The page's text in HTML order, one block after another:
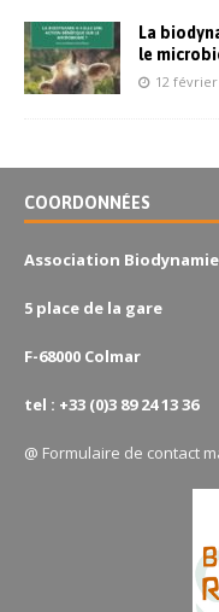
La
le
12 février
COORDONNÉES
Association
5 place de la gare
F-68000 Colmar
tel : +33 (0)3 89 24 13 36
@ Formulaire de contact